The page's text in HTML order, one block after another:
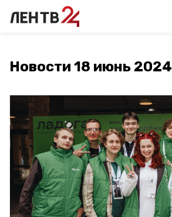
Новости 18 июнь 2024